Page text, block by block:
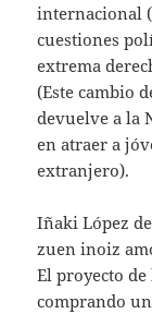
internacional
cuestiones
extrema
(Este cambio
devuelve a la
en atraer a
extranjero).
Iñaki López
zuen inoiz
El proyecto
comprando